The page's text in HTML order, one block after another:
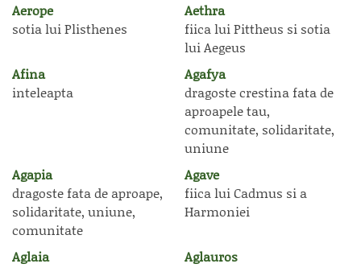
Aerope
sotia lui Plisthenes
Aethra
fiica lui Pittheus si sotia
lui Aegeus
Afina
inteleapta
Agafya
dragoste crestina fata de
aproapele tau,
comunitate, solidaritate,
uniune
Agapia
dragoste fata de aproape,
solidaritate, uniune,
comunitate
Agave
fiica lui Cadmus si a
Harmoniei
Aglaia
Aglauros